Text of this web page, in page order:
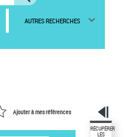
AUTRES RECHERCHES
Ajouter à mes références
RÉCUPÉRER
LES